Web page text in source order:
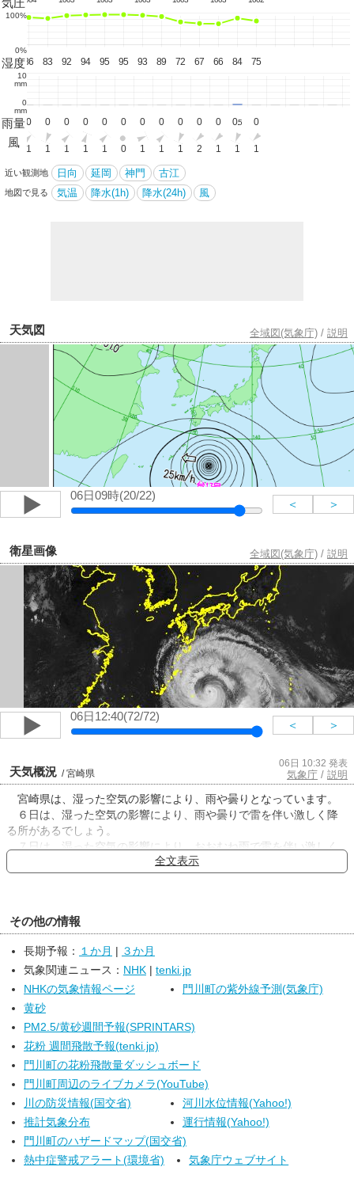
100%
0%
湿度
82 86 83 92 94 95 95 93 89 72 67 66 84 75
10
mm
0
mm
雨量
0 0 0 0 0 0 0 0 0 0 0 0 0.5 0
風
1 1 1 1 1 1 0 1 1 1 2 1 1 1
近い観測地 日向 延岡 神門 古江
地図で見る 気温 降水(1h) 降水(24h) 風
天気図 全域図(気象庁) / 説明
06日09時(20/22)
＜ ＞
衛星画像 全域図(気象庁) / 説明
06日12:40(72/72)
＜ ＞
天気概況 / 宮崎県
06日 10:32 発表
気象庁 / 説明
宮崎県は、湿った空気の影響により、雨や曇りとなっています。
６日は、湿った空気の影響により、雨や曇りで雷を伴い激しく降
る所があるでしょう。
７日は、湿った空気の影響により、おおむね雨で雷を伴い激しく
全文表示
その他の情報
長期予報： １か月
３か月
気象関連ニュース： NHK
tenki.jp
NHKの気象情報ページ
門川町の紫外線予測(気象庁)
黄砂
PM2.5/黄砂週間予報(SPRINTARS)
花粉 週間飛散予報(tenki.jp)
門川町の花粉飛散量ダッシュボード
門川町周辺のライブカメラ(YouTube)
川の防災情報(国交省)
河川水位情報(Yahoo!)
推計気象分布
運行情報(Yahoo!)
門川町のハザードマップ(国交省)
熱中症警戒アラート(環境省)
気象庁ウェブサイト